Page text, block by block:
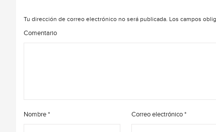
Tu dirección de correo electrónico no será publicada. Los campos
Comentario
Nombre* Correo electrónico*